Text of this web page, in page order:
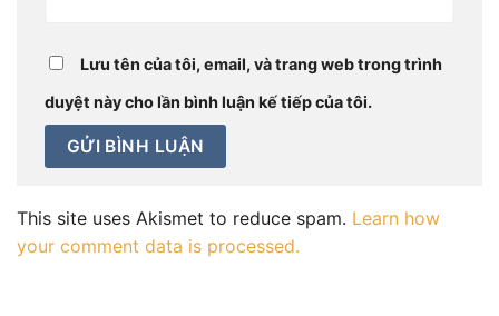
Lưu tên của tôi, email, và trang web trong trình
duyệt này cho lần bình luận kế tiếp của tôi.
This site uses Akismet to reduce spam. Learn how
your comment data is processed.